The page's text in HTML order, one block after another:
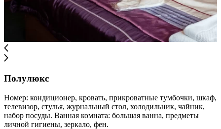
Полулюкс
Номер: кондиционер, кровать, прикроватные тумбочки, шкаф,
телевизор, стулья, журнальный стол, холодильник, чайник,
набор посуды. Ванная комната: большая ванна, предметы
личной гигиены, зеркало, фен.